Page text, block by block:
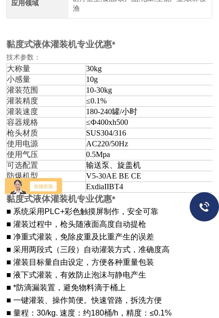
应用领域
渔
黏度式液体灌装机专业优惠*
技术参数 ：
大称量
30kg
小感量
10g
灌装范围
10-30kg
灌装精度
≤0.1%
灌装速度
180-240罐/小时
容器规格
≤Ф400xh500
枪头材质
SUS304/316
使用电源
AC220/50Hz
使用气压
0.5Mpa
可选配置
输送泵、旋盖机
防爆机型
V5-30AE BE CE
防爆等级
ExdiaIIBT4
黏度式液体灌装机专业优惠*
■ 系统采用PLC+彩色触摸屏制作，安全可靠
■ 灌装过程中，枪头随液面高度自动提枪
■ 净重式灌装，免除皮重及比重产生的误差
■ 采用两段式（三段）自动灌装方式，准确度高
■ 灌装目标量自由设定，方便各种重量包装
■ 液下式灌装，有效防止泡沫与静电产生
■ *防滴漏装置，避免物料滴于桶上
■ 一键灌装、操作简便。快速管路，拆洗方便
■ 量程：30/kg. 速度：约180桶/h，精度：≤0.1%